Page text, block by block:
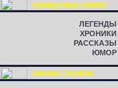
СЮЖЕТНАЯ ЛИНИЯ
ЛЕГЕНДЫ
ХРОНИКИ
РАССКАЗЫ
ЮМОР
ЛИНИЯ СБОРКИ